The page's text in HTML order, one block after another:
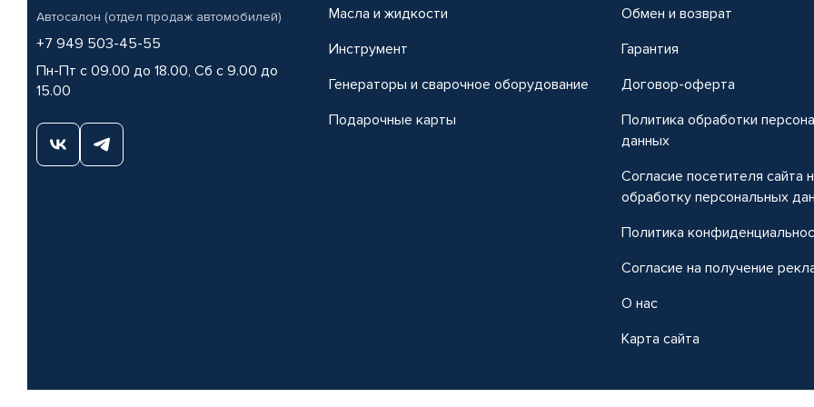
Автосалон (отдел продаж автомобилей)
+7 949 503-45-55
Пн-Пт с 09.00 до 18.00, Сб с 9.00 до
15.00
Масла и жидкости
Инструмент
Генераторы и сварочное оборудование
Подарочные карты
Обмен и возврат
Гарантия
Договор-оферта
Политика обработки
данных
Согласие посетителя сайта
обработку персональных
Политика
Согласие на получение
О нас
Карта сайта